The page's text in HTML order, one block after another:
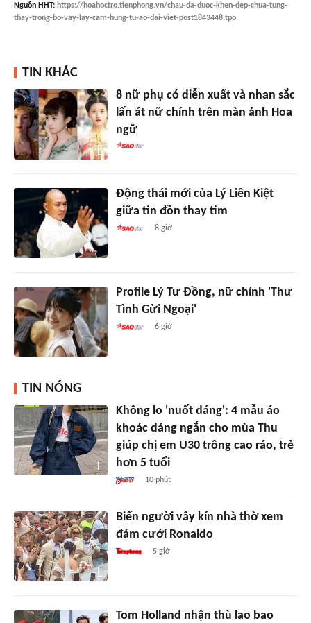
Nguồn HHT: https://hoahoctro.tienphong.vn/chau-da-duoc-khen-dep-chua-tung-
thay-trong-bo-vay-lay-cam-hung-tu-ao-dai-viet-post1843448.tpo
TIN KHÁC
8 nữ phụ có diễn xuất và nhan sắc
lấn át nữ chính trên màn ảnh Hoa
ngữ
Động thái mới của Lý Liên Kiệt
giữa tin đồn thay tim
8 giờ
Profile Lý Tư Đồng, nữ chính 'Thư
Tình Gửi Ngoại'
6 giờ
TIN NÓNG
Không lo 'nuốt dáng': 4 mẫu áo
khoác dáng ngắn cho mùa Thu
giúp chị em U30 trông cao ráo, trẻ
hơn 5 tuổi
10 phút
Biển người vây kín nhà thờ xem
đám cưới Ronaldo
5 giờ
Tom Holland nhận thù lao bao